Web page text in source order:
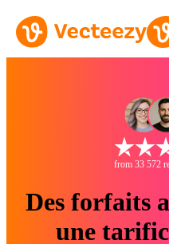
from 33 572
Des forfaits
une